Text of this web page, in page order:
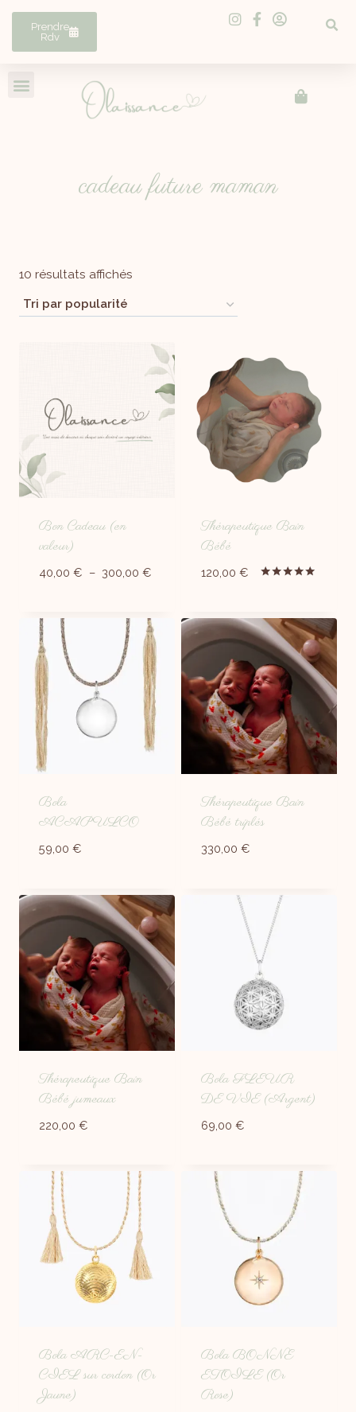
Prendre
Rdv
cadeau future maman
10 résultats affichés
Bon Cadeau (en
valeur)
40,00 € – 300,00 €
Thérapeutique Bain
Bébé
120,00 €
Bola
ACAPULCO
59,00 €
Thérapeutique Bain
Bébé triplés
330,00 €
Thérapeutique Bain
Bébé jumeaux
220,00 €
Bola FLEUR
DE VIE (Argent)
69,00 €
Bola ARC-EN-
CIEL sur cordon (Or
Jaune)
Bola BONNE
ETOILE (Or
Rose)